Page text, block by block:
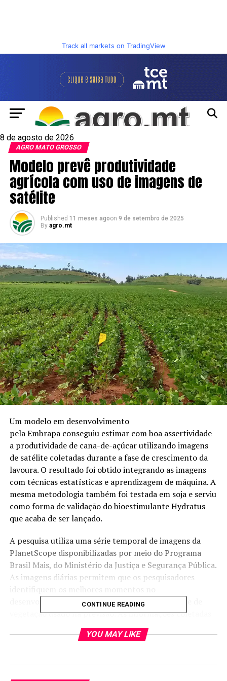
Track all markets on TradingView
8 de agosto de 2026
AGRO MATO GROSSO
Modelo prevê produtividade
agrícola com uso de imagens de
satélite
Published 11 meses agoon 9 de setembro de 2025
By agro.mt
Um modelo em desenvolvimento
pela Embrapa conseguiu estimar com boa assertividade
a produtividade de cana-de-açúcar utilizando imagens
de satélite coletadas durante a fase de crescimento da
lavoura. O resultado foi obtido integrando as imagens
com técnicas estatísticas e aprendizagem de máquina. A
mesma metodologia também foi testada em soja e serviu
como forma de validação do bioestimulante Hydratus
que acaba de ser lançado.
A pesquisa utiliza uma série temporal de imagens da
PlanetScope disponibilizadas por meio do Programa
Brasil Mais, do Ministério da Justiça e Segurança Pública.
As imagens diárias permitem que os pesquisadores
desenvolvimento da planta para se obter o índice de
vegetação usado na previsão. As informações coletadas
nas imagens integradas a variáveis como cultivar, ciclo
de produção e precipitação acumulada durante a fase de
CONTINUE READING
YOU MAY LIKE